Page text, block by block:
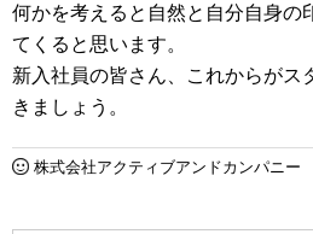
何かを考えると自然と自分自身の
てくると思います。
新入社員の皆さん、これからがス
きましょう。
株式会社アクティブアンドカンパニー